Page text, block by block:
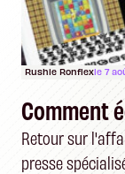
Rushie Ronflexle 7
Comment
Retour sur
presse